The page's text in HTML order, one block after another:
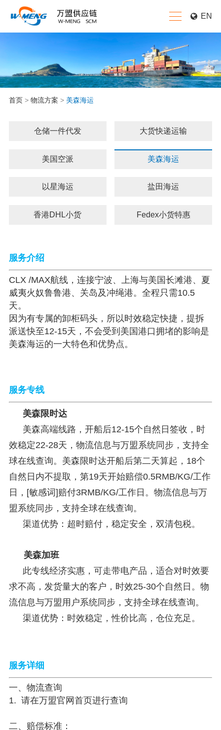
EN
首页> 物流方案 > 美森海运
仓储一件代发 大货快递运输
美国空派 美森海运
以星海运 盐田海运
香港DHL小货 Fedex小货特惠
服务介绍
CLX /MAX航线，连接宁波、上海与美国长滩港、夏
威夷火奴鲁鲁港、关岛及冲绳港。全程只需10.5
天。
因为有专属的卸柜码头，所以时效稳定快捷，提拆
派送快至12-15天，不会受到美国港口拥堵的影响是
美森海运的一大特色和优势点。
服务专线
美森限时达
美森高端线路，开船后12-15个自然日签收，时
效稳定22-28天，物流信息与万盟系统同步，支持全
球在线查询。美森限时达开船后第二天算起，18个
自然日内不提取，第19天开始赔偿0.5RMB/KG/工作
日，[敏感词]赔付3RMB/KG/工作日。物流信息与万
盟系统同步，支持全球在线查询。
渠道优势：超时赔付，稳定安全，双清包税。
美森加班
此专线经济实惠，可走带电产品，适合对时效要
求不高，发货量大的客户，时效25-30个自然日。物
流信息与万盟用户系统同步，支持全球在线查询。
渠道优势：时效稳定，性价比高，仓位充足。
服务详细
一、物流查询
1. 请在万盟官网首页进行查询
二、赔偿标准：